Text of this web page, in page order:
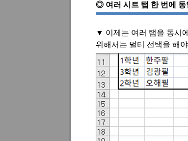
◎ 여러 시트 탭 한 번에 동
▼ 이제는 여러 탭을 동시
위해서는 멀티 선택을 해